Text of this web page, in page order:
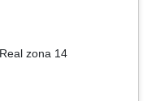
zona 14